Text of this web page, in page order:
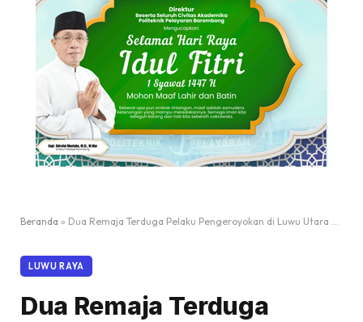
Beranda » Dua Remaja Terduga Pelaku Pengeroyokan di Luwu Utara Diperiksa Polisi
LUWU RAYA
Dua Remaja Terduga